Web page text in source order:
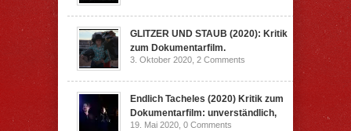
GLITZER UND STAUB (2020): Kritik
zum Dokumentarfilm.
3. Oktober 2020, 2 Comments
Endlich Tacheles (2020) Kritik zum
Dokumentarfilm: unverständlich,
19. Mai 2020, 0 Comments